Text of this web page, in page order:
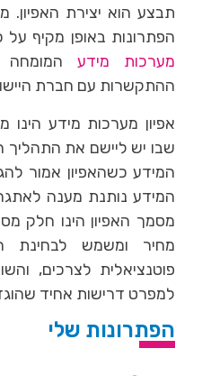
תבצע הוא יצירת האפיון.
הפתרונות באופן מקיף
מערכות מידע המומחה
ההתקשרות עם חברת
אפיון מערכות מידע
שבו יש ליישם את התהליך
המידע כשהאפיון אמור
המידע נותנת מענה
מחיר ומשמש
פוטנציאלית לצרכים,
למפרט דרישות אחיד
הפתרונות שלי